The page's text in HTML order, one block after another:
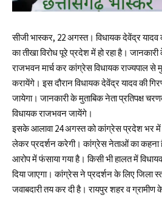
सीजी भास्कर, 22 अगस्त। विधायक देवेंद्र यादव
का तीखा विरोध पूरे प्रदेश में हो रहा है।
राजभवन मार्च कर कांग्रेस विधायक राज्यपाल
करायेंगे। इस दौरान विधायक देवेंद्र यादव की
जायेगा। जानकारी के मुताबिक नेता प्रतिपक्ष
विधायक राजभवन जायेंगे।
इसके आलावा 24 अगस्त को कांग्रेस प्रदेश भर में
लेकर प्रदर्शन करेगी। कांग्रेस नेताओं का कहना
आरोप में फंसाया गया है। किसी भी हालत में
दिया जाएगा। कांग्रेस ने प्रदर्शन के लिए जिला
जवाबदारी तय कर दी है। रायपुर शहर व